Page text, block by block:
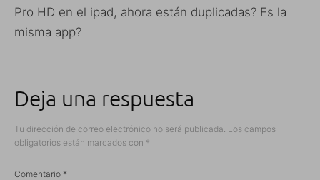
Pro HD en el ipad, ahora están duplicadas? Es la
misma app?
Deja una respuesta
Tu dirección de correo electrónico no será publicada. Los campos
obligatorios están marcados con *
Comentario *